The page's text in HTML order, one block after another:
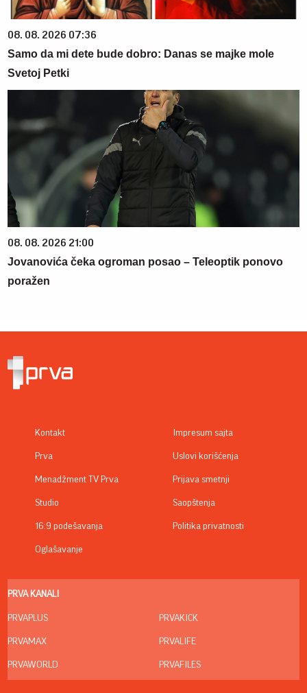
08. 08. 2026 07:36
Samo da mi dete bude dobro: Danas se majke mole
Svetoj Petki
08. 08. 2026 21:00
Jovanovića čeka ogroman posao – Teleoptik ponovo
poražen
Kontakt
Prva
Menadžment TV Prva
Studio
16:9 podešavanja
Oglašavanje
Impresum sajta
Uslovi korišćenja
Prijava smetnji
Saopštenja
Politika privatnosti
PRVA KANALI
PRVAPLUS
PRVAMAX
PRVAWORLD
PRVAKICK
PRVALIFE
PRVAFILES